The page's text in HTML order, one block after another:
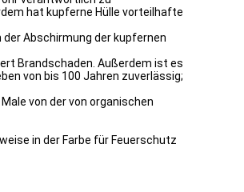
hat kupferne Hülle vorteilhafte
Abschirmung der kupfernen
Brandschaden. Außerdem ist es
von bis 100 Jahren zuverlässig;
von der von organischen
in der Farbe für Feuerschutz